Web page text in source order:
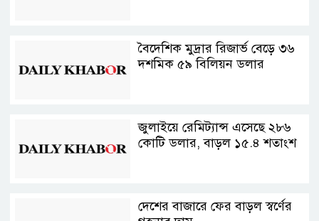
বৈদেশিক মুদ্রার রিজার্ভ বেড়ে ৩৬
দশমিক ৫৯ বিলিয়ন ডলার
জুলাইয়ে রেমিট্যান্স এসেছে ২৮৬
কোটি ডলার, বাড়ল ১৫.৪ শতাংশ
দেশের বাজারে ফের বাড়ল স্বর্ণের